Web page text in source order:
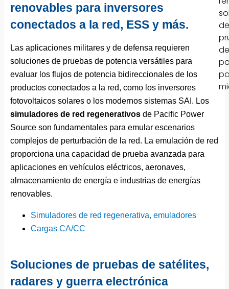
renovables para inversores
conectados a la red, ESS y más.
Las aplicaciones militares y de defensa requieren
soluciones de pruebas de potencia versátiles para
evaluar los flujos de potencia bidireccionales de los
productos conectados a la red, como los inversores
fotovoltaicos solares o los modernos sistemas SAI. Los
simuladores de red regenerativos de Pacific Power
Source son fundamentales para emular escenarios
complejos de perturbación de la red. La emulación de red
proporciona una capacidad de prueba avanzada para
aplicaciones en vehículos eléctricos, aeronaves,
almacenamiento de energía e industrias de energías
renovables.
Simuladores de red regenerativa, emuladores
Cargas CA/CC
Soluciones de pruebas de satélites,
radares y guerra electrónica